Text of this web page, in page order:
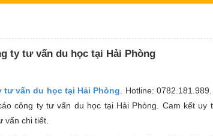
ty tư vấn du học tại Hải Phòng
vấn du học tại Hải Phòng . Hotline:
công ty tư vấn du học tại Hải Phòng. Cam kết uy
vấn chi tiết.